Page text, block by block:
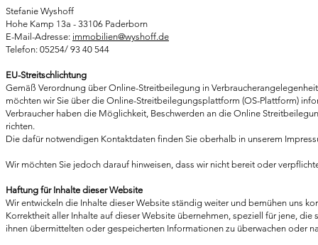
Stefanie Wyshoff
Hohe Kamp 13a - 33106 Paderborn
E-Mail-Adresse: immobil ien@wyshoff.de
Telefon: 05254/ 93 40 544
EU-Streitschlichtung
Gemäß Verordnung über Online-Streitbeilegung in
möchten wir Sie über die Online-Streitbeilegungsplattform (OS-Plattform)
Verbraucher haben die Möglichkeit, Beschwerden an die Online
richten.
Die dafür notwendigen Kontaktdaten finden Sie oberhalb in unserem
Wir möchten Sie jedoch darauf hinweisen, dass wir nicht bereit oder
Haftung für Inhalte dieser Website
Wir entwickeln die Inhalte dieser Website ständig weiter und bemühen uns
Korrektheit aller Inhalte auf dieser Website übernehmen, speziell für jene,
ihnen übermittelten oder gespeicherten Informationen zu überwachen oder